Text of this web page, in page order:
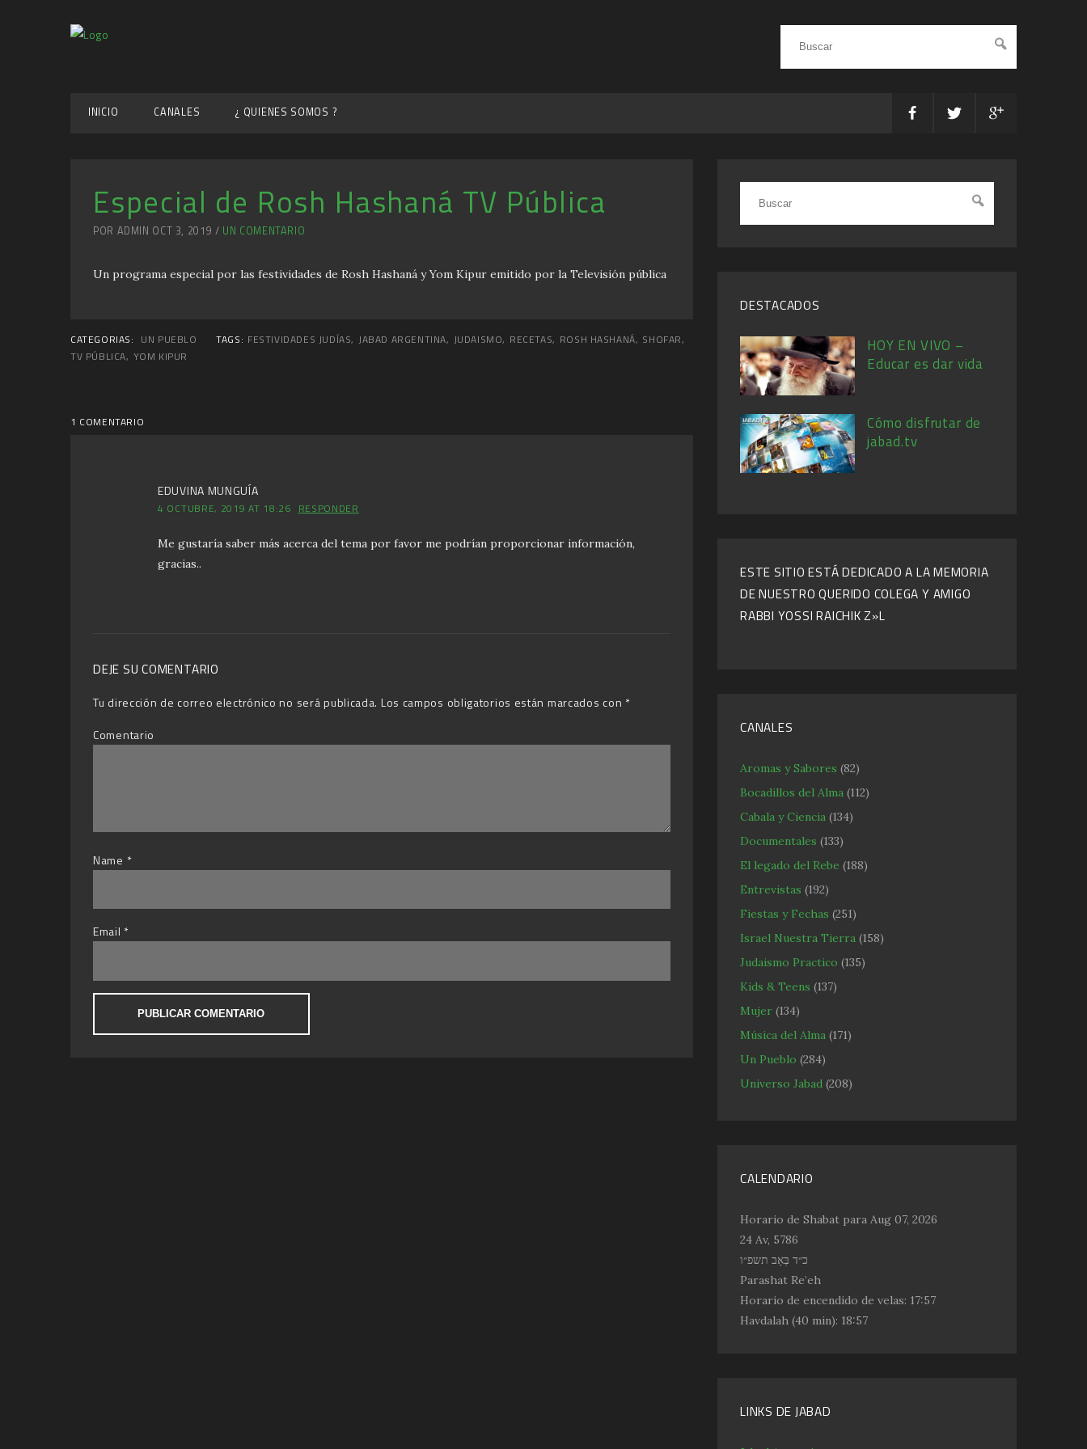
INICIO CANALES ¿ QUIENES SOMOS ?
Especial de Rosh Hashaná TV Pública
POR ADMIN OCT 3, 2019 / UN COMENTARIO
Un programa especial por las festividades de Rosh Hashaná y Yom Kipur emitido por la Televisión pública
CATEGORIAS: UN PUEBLO TAGS: FESTIVIDADES JUDÍAS, JABAD ARGENTINA, JUDAISMO, RECETAS, ROSH HASHANÁ, SHOFAR,
TV PÚBLICA, YOM KIPUR
1 COMENTARIO
EDUVINA MUNGUÍA
4 OCTUBRE, 2019 AT 18:26 RESPONDER
Me gustaría saber más acerca del tema por favor me podrían proporcionar información,
gracias..
DEJE SU COMENTARIO
Tu dirección de correo electrónico no será publicada. Los campos obligatorios están marcados con *
Comentario
Name *
Email *
DESTACADOS
HOY EN VIVO –
Educar es dar vida
Cómo disfrutar de
jabad.tv
ESTE SITIO ESTÁ DEDICADO A LA MEMORIA
DE NUESTRO QUERIDO COLEGA Y AMIGO
RABBI YOSSI RAICHIK Z»L
CANALES
Aromas y Sabores (82)
Bocadillos del Alma (112)
Cabala y Ciencia (134)
Documentales (133)
El legado del Rebe (188)
Entrevistas (192)
Fiestas y Fechas (251)
Israel Nuestra Tierra (158)
Judaismo Practico (135)
Kids & Teens (137)
Mujer (134)
Música del Alma (171)
Un Pueblo (284)
Universo Jabad (208)
CALENDARIO
Horario de Shabat para Aug 07, 2026
24 Av, 5786
כ״ד בְּאָב תשפ״ו
Parashat Re’eh
Horario de encendido de velas: 17:57
Havdalah (40 min): 18:57
LINKS DE JABAD